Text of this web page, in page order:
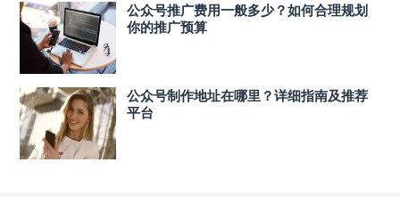
公众号推广费用一般多少？如何合理规划
你的推广预算
公众号制作地址在哪里？详细指南及推荐
平台